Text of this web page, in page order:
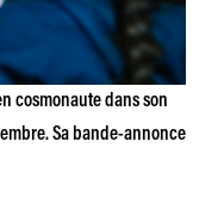
cosmonaute dans son
Sa bande-annonce